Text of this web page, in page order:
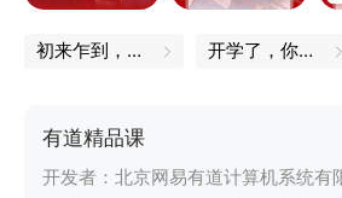
初来乍到，一定不能错过的小技巧 开学了，你的书皮买好了吗
有道精品课
开发者： 北京网易有道计算机系统有